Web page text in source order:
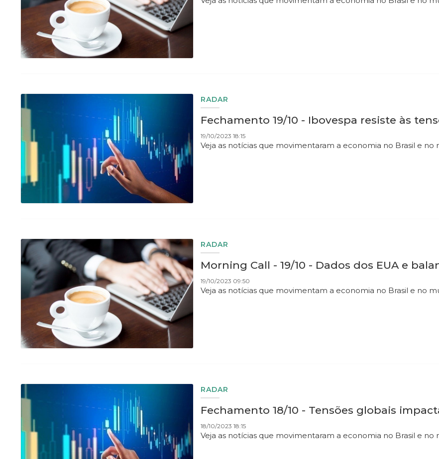
RADAR
Fechamento 19/10 - Ibovespa resiste às
19/10/2023 18:15
Veja as notícias que movimentaram a economia no Brasil e no
RADAR
Morning Call - 19/10 - Dados dos EUA e
19/10/2023 09:50
Veja as notícias que movimentam a economia no Brasil e no
RADAR
Fechamento 18/10 - Tensões globais
18/10/2023 18:15
Veja as notícias que movimentaram a economia no Brasil e no